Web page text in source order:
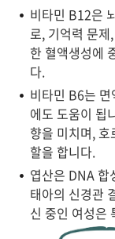
비타민 B12은
로, 기억력 문
한 혈액생성에
다.
비타민 B6는
에도 도움이 됩
향을 미치며,
할을 합니다.
엽산은 DNA 합
태아의 신경관
신 중인 여성은